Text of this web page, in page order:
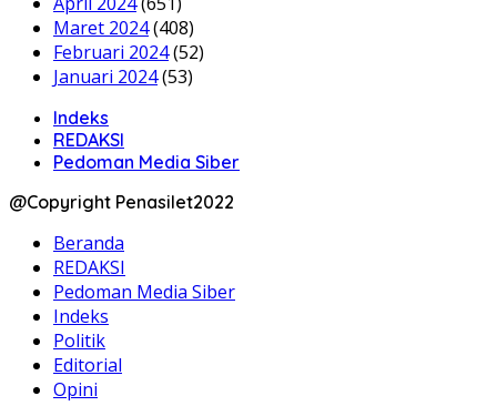
Maret 2024(408)
Februari 2024(52)
Januari 2024(53)
Indeks
REDAKSI
Pedoman Media Siber
@Copyright Penasilet2022
Beranda
REDAKSI
Pedoman Media Siber
Indeks
Politik
Editorial
Opini